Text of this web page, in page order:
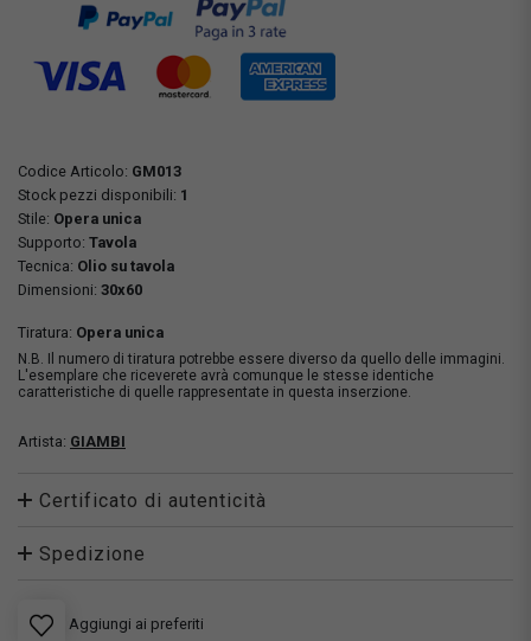
Codice Articolo: GM013
Stock pezzi disponibili: 1
Stile: Opera unica
Supporto: Tavola
Tecnica: Olio su tavola
Dimensioni: 30x60
Tiratura: Opera unica
N.B. Il numero di tiratura potrebbe essere diverso da quello delle immagini.
L'esemplare che riceverete avrà comunque le stesse identiche
caratteristiche di quelle rappresentate in questa inserzione.
Artista: GIAMBI
Certificato di autenticità
Spedizione
Aggiungi ai preferiti